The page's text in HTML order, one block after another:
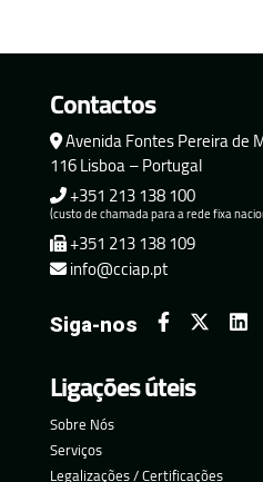
Contactos
Avenida Fontes Pereira de
116 Lisboa – Portugal
+351 213 138 100
(custo de chamada para a rede fixa
+351 213 138 109
info@cciap.pt
Siga-nos
Ligações úteis
Sobre Nós
Serviços
Legalizações / Certificações